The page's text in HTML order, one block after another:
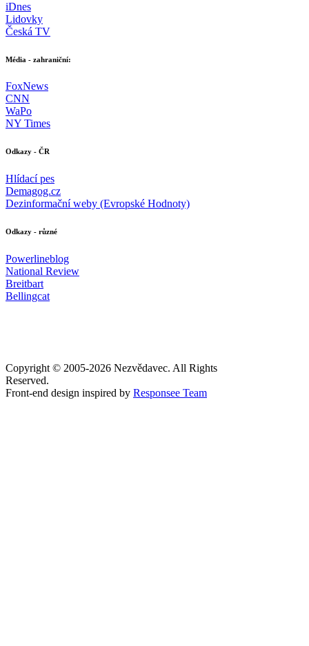
iDnes
Lidovky
Česká TV
Média - zahraniční:
FoxNews
CNN
WaPo
NY Times
Odkazy - ČR
Hlídací pes
Demagog.cz
Dezinformační weby (Evropské Hodnoty)
Odkazy - různé
Powerlineblog
National Review
Breitbart
Bellingcat
Copyright © 2005-2026 Nezvědavec. All Rights
Reserved.
Front-end design inspired by Responsee Team